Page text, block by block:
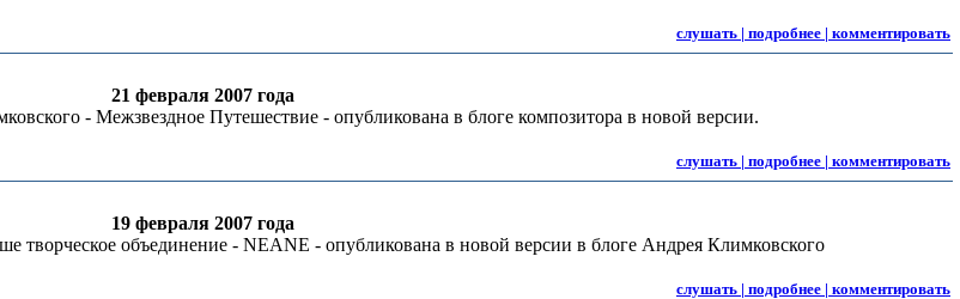
слушать | подробнее | комментировать
21 февраля 2007 года
- Межзвездное Путешествие - опубликована в блоге композитора в новой версии.
слушать | подробнее | комментировать
19 февраля 2007 года
творческое объединение - NEANE - опубликована в новой версии в блоге Андрея Климковского
слушать | подробнее | комментировать